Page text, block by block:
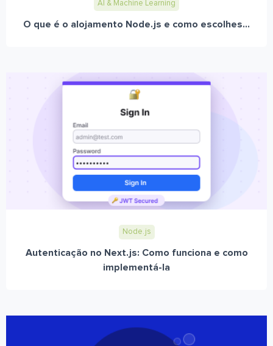
AI & Machine Learning
O que é o alojamento Node.js e como escolhes...
Node.js
Autenticação no Next.js: Como funciona e como
implementá-la